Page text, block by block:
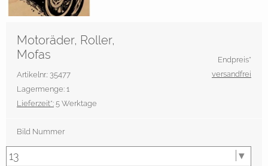
Motoräder, Roller,
Mofas
Artikelnr.: 35477
Lagermenge: 1
Lieferzeit*: 5 Werktage
Endpreis*
versandfrei
Bild Nummer